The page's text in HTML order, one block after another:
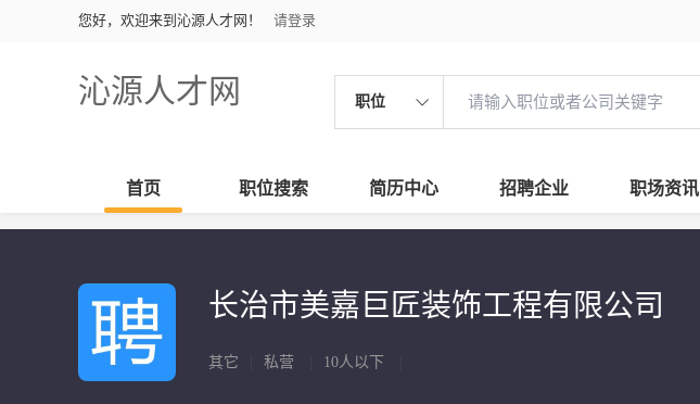
您好，欢迎来到沁源人才网！ 请登录
沁源人才网 职位
首页 职位搜索 简历中心 招聘企业 职场资讯
长治市美嘉巨匠装饰工程有限公司
其它 私营 10人以下